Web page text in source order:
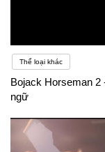
Thể loại khác
Bojack Horseman 2
ngữ